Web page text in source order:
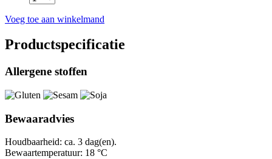
Voeg toe aan winkelmand
Productspecificatie
Allergene stoffen
Bewaaradvies
Houdbaarheid: ca. 3 dag(en).
Bewaartemperatuur: 18 °C